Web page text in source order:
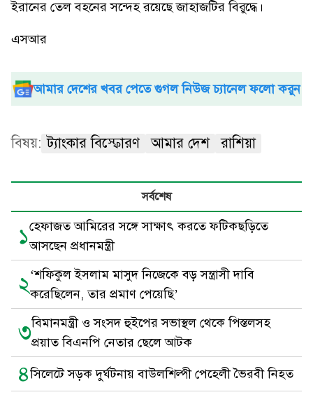
ইরানের তেল বহনের সন্দেহ রয়েছে জাহাজটির বিরুদ্ধে।
এসআর
আমার দেশের খবর পেতে গুগল নিউজ চ্যানেল ফলো করুন
বিষয়: ট্যাংকার বিস্ফোরণ আমার দেশ রাশিয়া
সর্বশেষ
১হেফাজত আমিরের সঙ্গে সাক্ষাৎ করতে ফটিকছড়িতে
আসছেন প্রধানমন্ত্রী
২‘শফিকুল ইসলাম মাসুদ নিজেকে বড় সন্ত্রাসী দাবি
করেছিলেন, তার প্রমাণ পেয়েছি’
৩বিমানমন্ত্রী ও সংসদ হুইপের সভাস্থল থেকে পিস্তলসহ
প্রয়াত বিএনপি নেতার ছেলে আটক
৪সিলেটে সড়ক দুর্ঘটনায় বাউলশিল্পী পেহেলী ভৈরবী নিহত